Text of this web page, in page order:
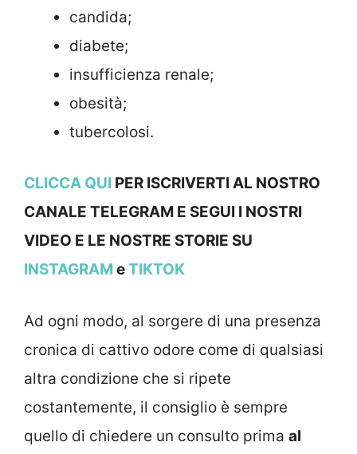
candida;
diabete;
insufficienza renale;
obesità;
tubercolosi.
CLICCA QUI PER ISCRIVERTI AL NOSTRO
CANALE TELEGRAM E SEGUI I NOSTRI
VIDEO E LE NOSTRE STORIE SU
INSTAGRAMeTIKTOK
Ad ogni modo, al sorgere di una presenza
cronica di cattivo odore come di qualsiasi
altra condizione che si ripete
costantemente, il consiglio è sempre
quello di chiedere un consulto prima al